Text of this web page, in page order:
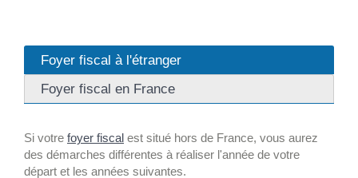
Foyer fiscal à l'étranger
Foyer fiscal en France
Si votre foyer fiscal est situé hors de France, vous aurez
des démarches différentes à réaliser l'année de votre
départ et les années suivantes.